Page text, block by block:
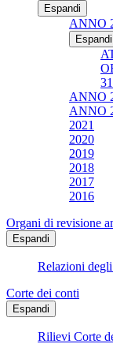
Espandi
ANNO
Espandi
ANNO
ANNO
2021
2020
2019
2018
2017
2016
Organi di revisione
Espandi
Relazioni
Corte dei conti
Espandi
Rilievi Corte